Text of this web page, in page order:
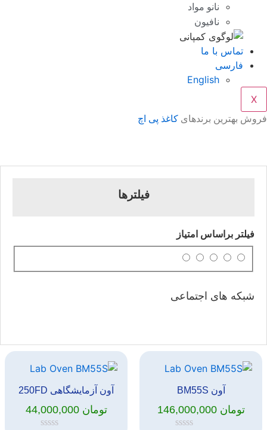
نانو مواد
نافیون
تماس با ما
فارسی
English
X
بهترین برندهای کاغذ پی اچ
فیلترها
فیلتر براساس امتیاز
شبکه های اجتماعی
آون BM55S
تومان146,000,000
آون آزمایشگاهی 250FD
تومان44,000,000